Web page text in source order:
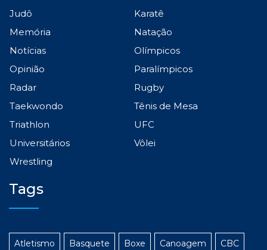
Judô
Karatê
Memória
Natação
Notícias
Olímpicos
Opinião
Paralímpicos
Radar
Rugby
Taekwondo
Tênis de Mesa
Triathlon
UFC
Universitários
Vôlei
Wrestling
Tags
Atletismo Basquete Boxe Canoagem CBC